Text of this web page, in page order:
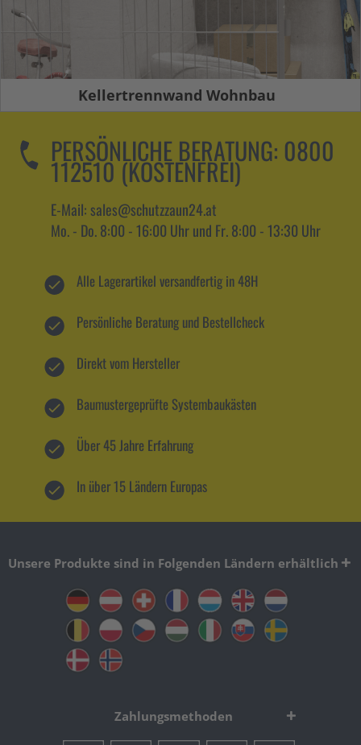
Kellertrennwand Wohnbau
PERSÖNLICHE BERATUNG: 0800
112510 (KOSTENFREI)
E-Mail: sales@schutzzaun24.at
Mo. - Do. 8:00 - 16:00 Uhr und Fr. 8:00 - 13:30 Uhr
Alle Lagerartikel versandfertig in 48H
Persönliche Beratung und Bestellcheck
Direkt vom Hersteller
Baumustergeprüfte Systembaukästen
Über 45 Jahre Erfahrung
In über 15 Ländern Europas
Unsere Produkte sind in Folgenden Ländern erhältlich
Zahlungsmethoden